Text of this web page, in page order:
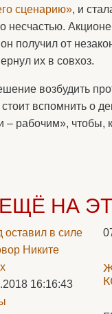
сценарию», и
несчастью.
получил от
их в совхоз.
возбудить
вспомнить о
рабочим», чтобы,
ЕЩЁ НА
16:16:43